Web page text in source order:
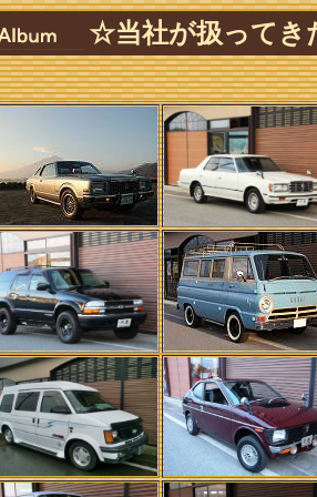
☆当社が扱って